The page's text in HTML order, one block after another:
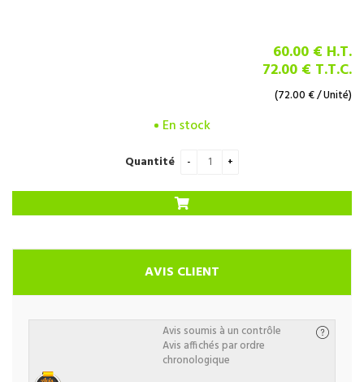
(72.00€/ Unité)
60.00 € H.T.
72.00 € T.T.C.
En stock
Quantité
AVIS CLIENT
Avis soumis à un contrôle
Avis affichés par ordre
chronologique